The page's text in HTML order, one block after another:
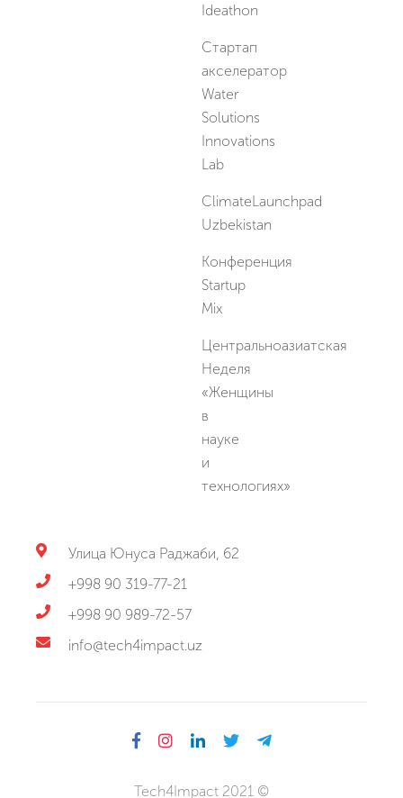
Ideathon
Стартап
акселератор
Water
Solutions
Innovations
Lab
ClimateLaunchpad
Uzbekistan
Конференция
Startup
Mix
Центральноазиатская
Неделя
«Женщины
в
науке
и
технологиях»
Улица Юнуса Раджаби, 62
+998 90 319-77-21
+998 90 989-72-57
info@tech4impact.uz
Tech4Impact 2021 ©